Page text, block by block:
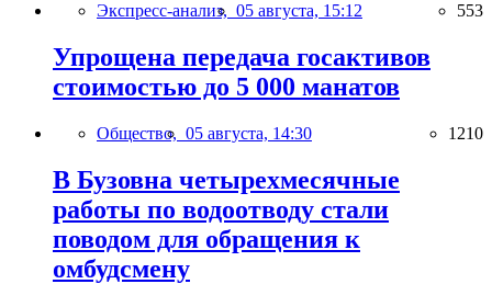
Экспресс-анализ, 05 августа, 15:12 553
Упрощена передача госактивов
стоимостью до 5 000 манатов
Общество, 05 августа, 14:30 1210
В Бузовна четырехмесячные
работы по водоотводу стали
поводом для обращения к
омбудсмену